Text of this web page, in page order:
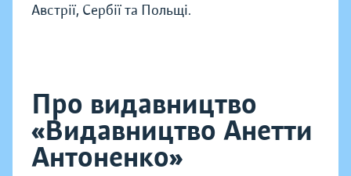
Австрії, Сербії та Польщі.
Про видавництво
«Видавництво Анетти
Антоненко»